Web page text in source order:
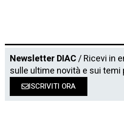
Newsletter DIAC/ Ricevi in
sulle ultime novità e sui temi
ISCRIVITI ORA